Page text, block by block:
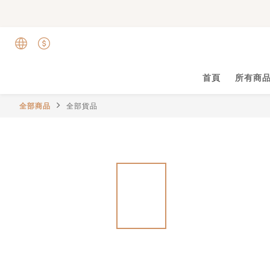
首頁 所有商
全部商品 全部貨品